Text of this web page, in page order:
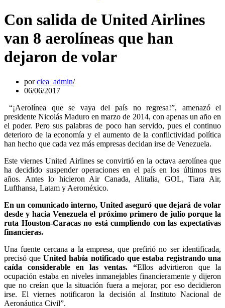
Con salida de United Airlines
van 8 aerolíneas que han
dejaron de volar
porciea_admin
06/06/2017
“¡Aerolínea que se vaya del país no regresa!”, amenazó el
presidente Nicolás Maduro en marzo de 2014, con apenas un año en
el poder. Pero sus palabras de poco han servido, pues el continuo
deterioro de la economía y el aumento de la conflictividad política
han hecho que cada vez más empresas decidan irse de Venezuela.
Este viernes United Airlines se convirtió en la octava aerolínea que
ha decidido suspender operaciones en el país en los últimos tres
años. Antes lo hicieron Air Canada, Alitalia, GOL, Tiara Air,
Lufthansa, Latam y Aeroméxico.
En un comunicado interno, United aseguró que dejará de volar
desde y hacia Venezuela el próximo primero de julio porque la
ruta Houston-Caracas no está cumpliendo con las expectativas
financieras.
Una fuente cercana a la empresa, que prefirió no ser identificada,
precisó queUnited había notificado que estaba registrando una
caída considerable en las ventas. “Ellos advirtieron que la
ocupación estaba en niveles inmanejables financieramente y dijeron
que no creían que la situación fuera a mejorar, por eso decidieron
irse. El viernes notificaron la decisión al Instituto Nacional de
Aeronáutica Civil”.